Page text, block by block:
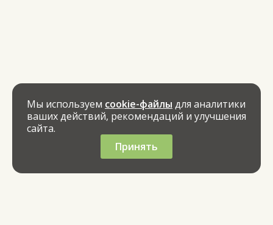
Мы используем cookie-файлы для аналитики
ваших действий, рекомендаций и улучшения
сайта.
Принять